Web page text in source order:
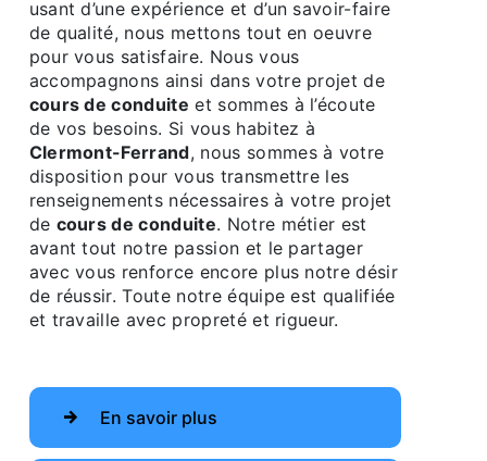
usant d’une expérience et d’un savoir-faire
de qualité, nous mettons tout en oeuvre
pour vous satisfaire. Nous vous
accompagnons ainsi dans votre projet de
cours de conduite et sommes à l’écoute
de vos besoins. Si vous habitez à
Clermont-Ferrand, nous sommes à votre
disposition pour vous transmettre les
renseignements nécessaires à votre projet
de cours de conduite. Notre métier est
avant tout notre passion et le partager
avec vous renforce encore plus notre désir
de réussir. Toute notre équipe est qualifiée
et travaille avec propreté et rigueur.
En savoir plus